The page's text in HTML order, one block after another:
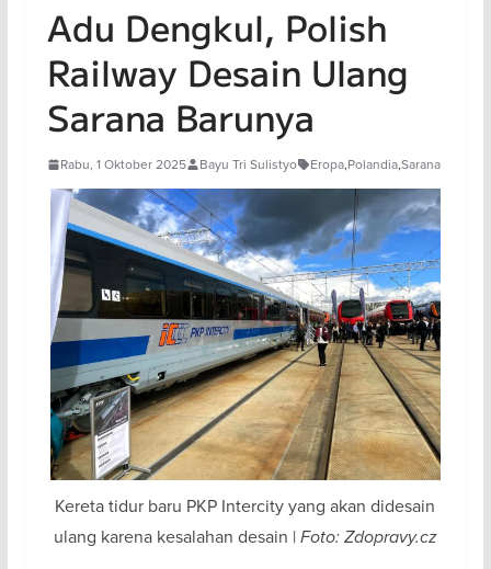
Adu Dengkul, Polish
Railway Desain Ulang
Sarana Barunya
Rabu, 1 Oktober 2025 Bayu Tri Sulistyo Eropa,Polandia,Sarana
Kereta tidur baru PKP Intercity yang akan didesain
ulang karena kesalahan desain | Foto: Zdopravy.cz